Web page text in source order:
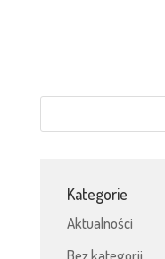
Kategorie
Aktualności